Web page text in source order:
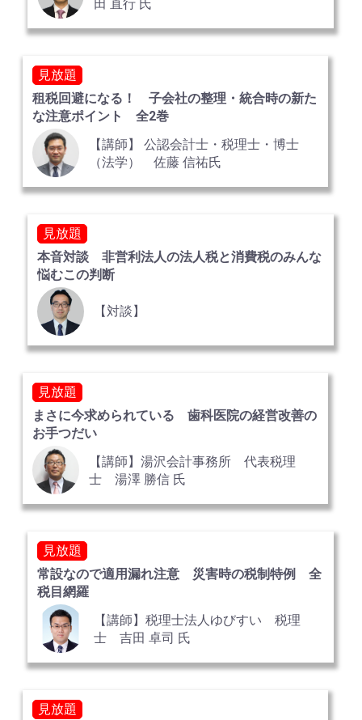
田 直行 氏
見放題
租税回避になる！ 子会社の整理・統合時の新た
な注意ポイント 全2巻
【講師】 公認会計士・税理士・博士
（法学） 佐藤 信祐氏
見放題
本音対談 非営利法人の法人税と消費税のみんな
悩むこの判断
【対談】
見放題
まさに今求められている 歯科医院の経営改善の
お手つだい
【講師】湯沢会計事務所 代表税理
士 湯澤 勝信 氏
見放題
常設なので適用漏れ注意 災害時の税制特例 全
税目網羅
【講師】税理士法人ゆびすい 税理
士 吉田 卓司 氏
見放題